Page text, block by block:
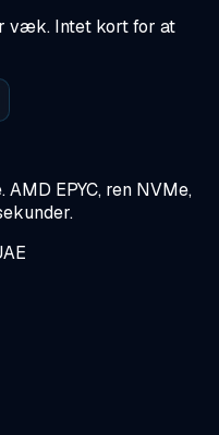
væk. Intet kort for at
AMD EPYC, ren NVMe,